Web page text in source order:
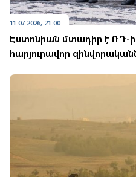
11.07.2026, 21:00
Էստոնիան մտադիր է ՌԴ-
հարյուրավոր